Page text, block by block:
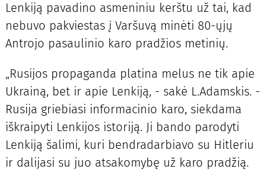
Lenkiją pavadino asmeniniu kerštu už tai, kad
nebuvo pakviestas į Varšuvą minėti 80-ųjų
Antrojo pasaulinio karo pradžios metinių.
„Rusijos propaganda platina melus ne tik apie
Ukrainą, bet ir apie Lenkiją, - sakė L.Adamskis. -
Rusija griebiasi informacinio karo, siekdama
iškraipyti Lenkijos istoriją. Ji bando parodyti
Lenkiją šalimi, kuri bendradarbiavo su Hitleriu
ir dalijasi su juo atsakomybę už karo pradžią.